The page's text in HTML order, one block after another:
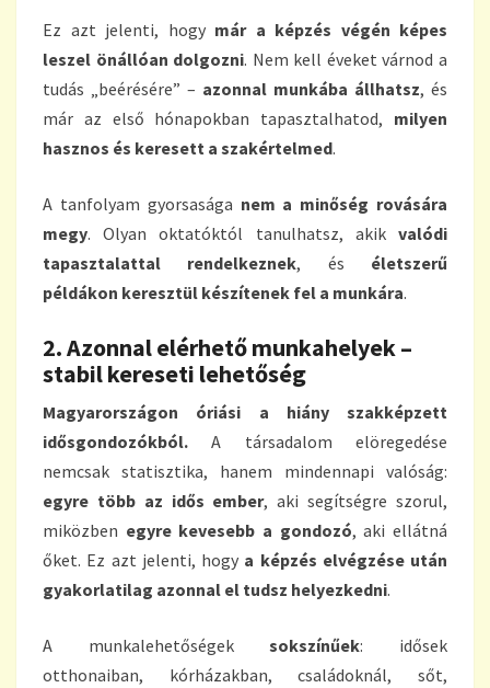
Ez azt jelenti, hogy már a képzés végén képes
leszel önállóan dolgozni. Nem kell éveket várnod a
tudás „beérésére” – azonnal munkába állhatsz, és
már az első hónapokban tapasztalhatod, milyen
hasznos és keresett a szakértelmed.
A tanfolyam gyorsasága nem a minőség rovására
megy. Olyan oktatóktól tanulhatsz, akik valódi
tapasztalattal rendelkeznek, és életszerű
példákon keresztül készítenek fel a munkára.
2. Azonnal elérhető munkahelyek –
stabil kereseti lehetőség
Magyarországon óriási a hiány szakképzett
idősgondozókból. A társadalom elöregedése
nemcsak statisztika, hanem mindennapi valóság:
egyre több az idős ember, aki segítségre szorul,
miközben egyre kevesebb a gondozó, aki ellátná
őket. Ez azt jelenti, hogy a képzés elvégzése után
gyakorlatilag azonnal el tudsz helyezkedni.
A munkalehetőségeksokszínűek: idősek
otthonaiban, kórházakban, családoknál, sőt,